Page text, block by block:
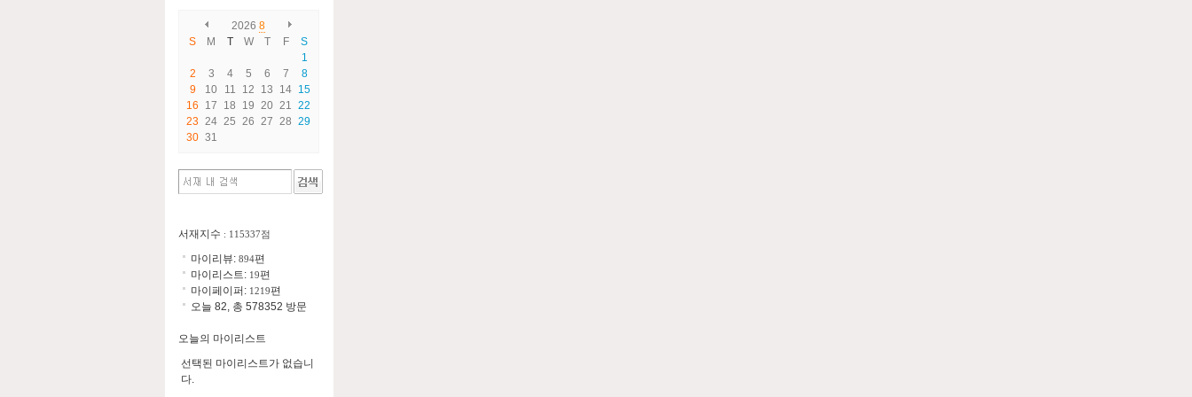
2026 8
S
M T W T F
S
1
2
3 4 5 6 7
8
9
10 11 12 13 14 15
16
17 18 19 20 21 22
23 24 25 26 27 28 29
30 31
서재지수 : 115337점
마이리뷰: 894편
마이리스트: 19편
마이페이퍼: 1219편
오늘 82, 총 578352 방문
오늘의 마이리스트
선택된 마이리스트가 없습니
다.